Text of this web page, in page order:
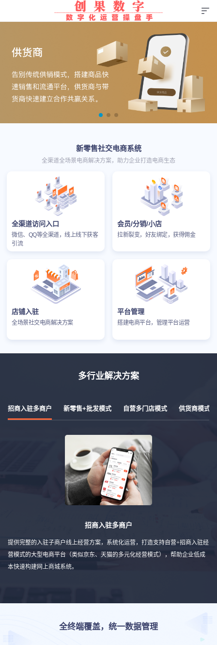
新零售社交电商系统
全渠道全场景电商解决方案，助力企业打造电商生态
全渠道访问入口
微信、QQ等全渠道，线上线下获客
引流
会员/分销/小店
拉新裂变，好友绑定，获得佣金
店铺入驻
全场景社交电商解决方案
平台管理
搭建电商平台，管理平台运营
多行业解决方案
招商入驻多商户 新零售+批发模式 自营多门店模式 供货商模式
招商入驻多商户
提供完整的入驻子商户线上经营方案，系统化运营，打造支持自营+招商入驻经
营模式的大型电商平台（类似京东、天猫的多元化经营模式），帮助企业低成
本快速构建网上商城系统。
全终端覆盖，统一数据管理